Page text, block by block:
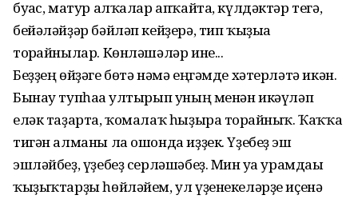
буғас, матур алҡалар апҡайта, күлдәктәр тегә,
бейәләйҙәр бәйләп кейҙерә, тип ҡыҙыға
торғайнылар. Көнләшәләр ине...
Беҙҙең өйҙәге бөтә нәмә еңгәмде хәтерләтә икән.
Бынау тупһаға ултырып уның менән икәүләп
еләк таҙарта, ҡомалаҡ һыҙыра торғайныҡ. Ҡаҡҡа
тигән алманы ла ошонда иҙҙек. Үҙебеҙ эш
эшләйбеҙ, үҙебеҙ серләшәбеҙ. Мин уға урамдағы
ҡыҙыҡтарҙы һөйләйем, ул үҙенекеләрҙе иҫенә